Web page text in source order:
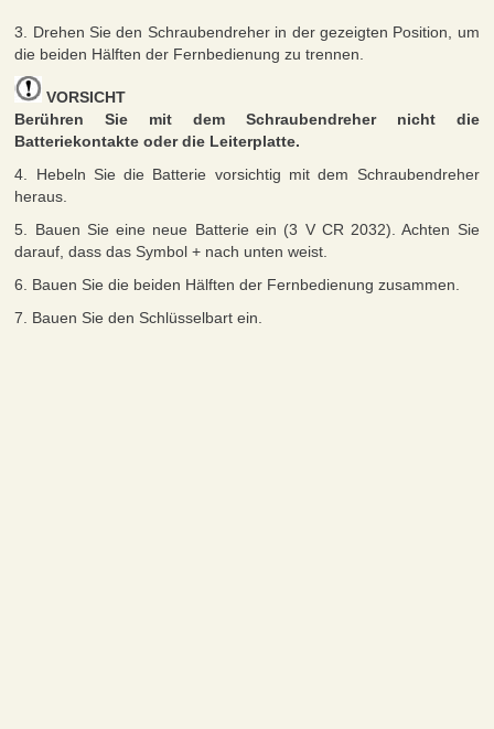
3. Drehen Sie den Schraubendreher in der gezeigten Position, um
die beiden Hälften der Fernbedienung zu trennen.
VORSICHT
Berühren Sie mit dem Schraubendreher nicht die
Batteriekontakte oder die Leiterplatte.
4. Hebeln Sie die Batterie vorsichtig mit dem Schraubendreher
heraus.
5. Bauen Sie eine neue Batterie ein (3 V CR 2032). Achten Sie
darauf, dass das Symbol + nach unten weist.
6. Bauen Sie die beiden Hälften der Fernbedienung zusammen.
7. Bauen Sie den Schlüsselbart ein.